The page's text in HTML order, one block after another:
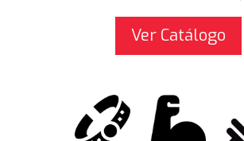
Ver Catálogo